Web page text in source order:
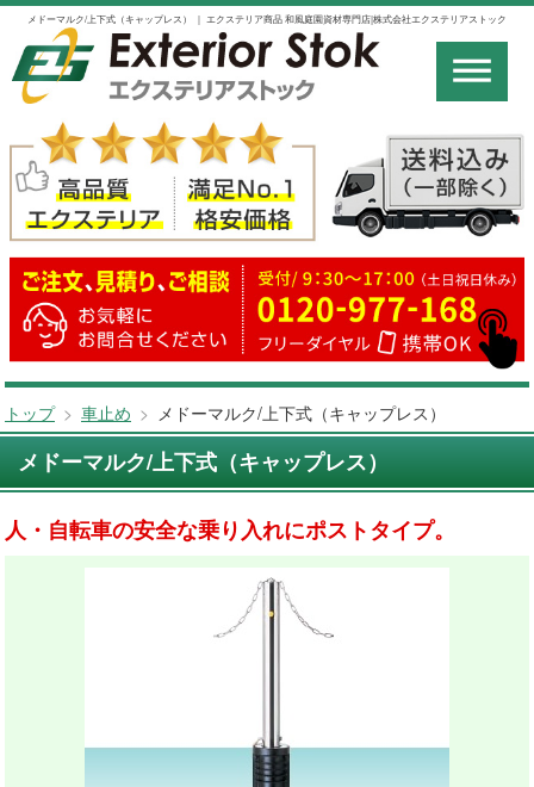
メドーマルク/上下式（キャップレス） ｜ エクステリア商品 和風庭園資材専門店|株式会社エクステリアストック
トップ > 車止め > メドーマルク/上下式（キャップレス）
メドーマルク/上下式（キャップレス）
人・自転車の安全な乗り入れにポストタイプ。